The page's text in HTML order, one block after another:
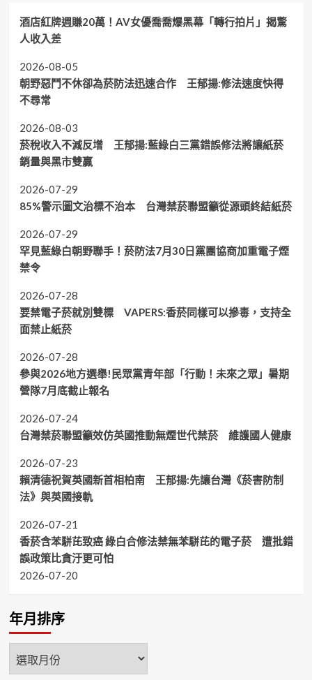
酒店紅牌週賺20萬！AV女優喬喬爆黑幕「轉行拍片」揭驚
人收入差
2026-08-05
朝野惡鬥不休卻為菸防法迅速合作 王郁揚:修法速度快得
不尋常
2026-08-03
菸稅收入不減反增 王郁揚:藍綠白三黨錯誤修法將讓紙菸
銷量與黑市雙贏
2026-07-29
85%警示圖文治標不治本 台灣禁菸聯盟籲從源頭終結紙菸
2026-07-29
罕見藍綠白朝野聯手！菸防法7月30日黨團協商加重電子煙
禁令
2026-07-28
要禁電子菸就別雙標 VAPERS:香菸同樣可以摻毒，支持全
面禁止紙菸
2026-07-28
參與2026地方選舉!民眾黨青年部「行動！未來之眾」暑期
營隊7月底截止報名
2026-07-24
台灣禁菸聯盟籲效仿英國推動無煙世代禁菸 維護國人健康
2026-07-23
賴清德祝賀英國新首相柏南 王郁揚:先讓台灣《菸害防制
法》與英國接軌
2026-07-21
香菸含苯駢芘致癌 綠白合修法禁無苯駢芘的電子菸 遭批錯
誤政策比貪汙更可怕
2026-07-20
年月排序
年
月